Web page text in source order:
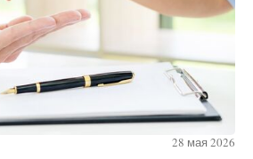
28 мая 2026